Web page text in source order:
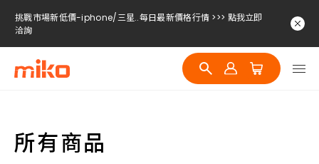
挑戰市場新低價-iphone/三星..每日最新價格行情 >>> 點我立即
洽詢
挑戰市場新低價-iphone/三星..每日最新價格行情 >>> 點我立即
洽詢
挑戰市場新低價-iphone/三星..每日最新價格行情 >>> 點我立即
所有商品